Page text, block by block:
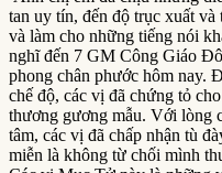
tan uy tín, đến độ trục xuất
và làm cho những tiếng nói
nghĩ đến 7 GM Công Giáo
phong chân phước hôm nay.
chế độ, các vị đã chứng tỏ
thương gương mẫu. Với lòng
tâm, các vị đã chấp nhận tù
miễn là không từ chối mình